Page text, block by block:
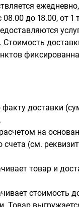
08.00 до 18.00, от 1
Стоимость
доставки
на
счета (см.
товар и
стоимость
для заказа:
1000 1250 1750